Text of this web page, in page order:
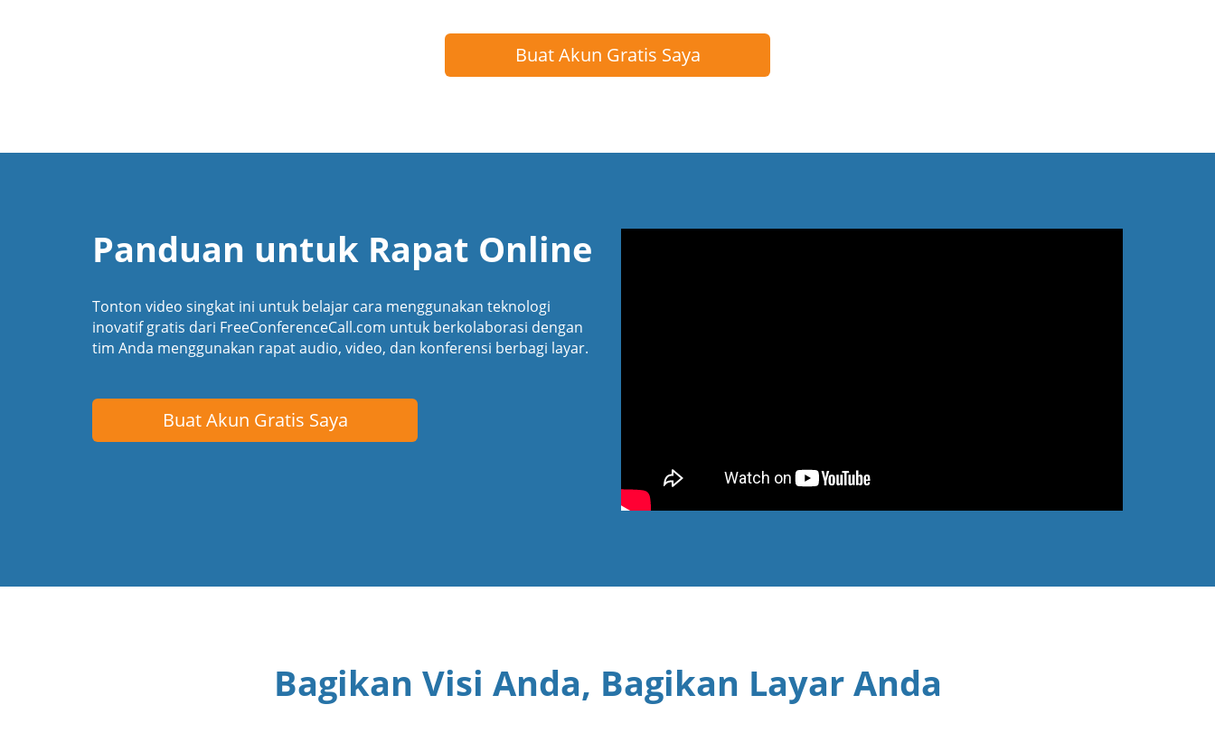
Buat Akun Gratis Saya
Panduan untuk Rapat Online
Tonton video singkat ini untuk belajar cara menggunakan teknologi
inovatif gratis dari FreeConferenceCall.com untuk berkolaborasi dengan
tim Anda menggunakan rapat audio, video, dan konferensi berbagi layar.
Buat Akun Gratis Saya
Bagikan Visi Anda, Bagikan Layar Anda